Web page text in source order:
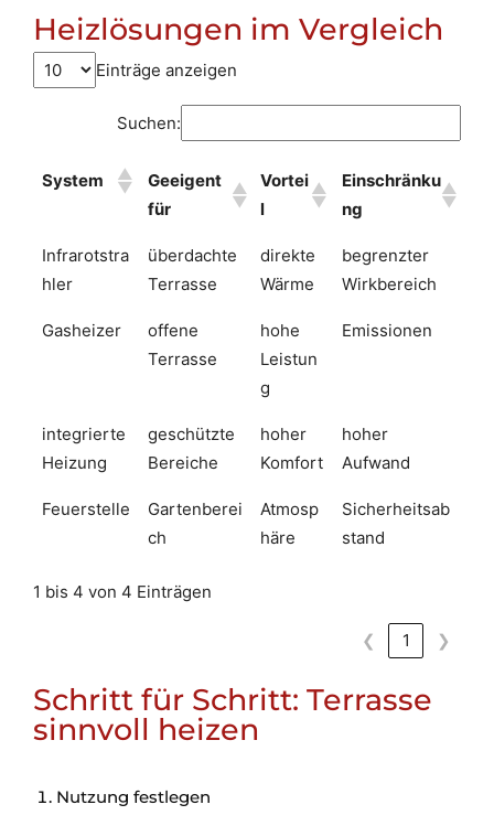
Heizlösungen im Vergleich
Einträge anzeigen
Suchen:
System
Geeigent
für
Vortei
l
Einschränku
ng
Infrarotstra
hler
überdachte
Terrasse
direkte
Wärme
begrenzter
Wirkbereich
Gasheizer
offene
Terrasse
hohe
Leistun
g
Emissionen
integrierte
Heizung
geschützte
Bereiche
hoher
Komfort
hoher
Aufwand
Feuerstelle
Gartenberei
ch
Atmosp
häre
Sicherheitsab
stand
1 bis 4 von 4 Einträgen
❮ 1 ❯
Schritt für Schritt: Terrasse
sinnvoll heizen
Nutzung festlegen